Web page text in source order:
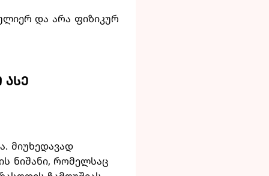
და არა ფიზიკურ
ასე
მიუხედავად
ნიშანი, რომელსაც